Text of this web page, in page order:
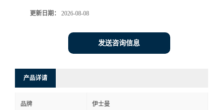
更新日期： 2026-08-08
发送咨询信息
产品详请
品牌 伊士曼